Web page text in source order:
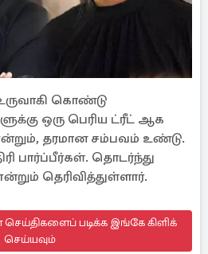
கொண்டு
ஒரு பெரிய ட்ரீட் ஆக
தரமான சம்பவம் உண்டு.
பார்ப்பீர்கள். தொடர்ந்து
தெரிவித்துள்ளார்.
படிக்க இங்கே கிளிக்
செய்யவும்